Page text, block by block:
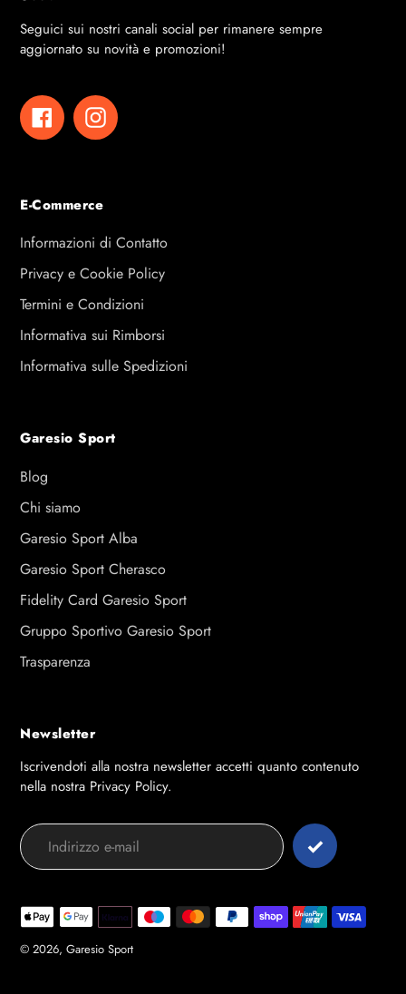
Seguici sui nostri canali social per rimanere sempre
aggiornato su novità e promozioni!
FacebookInstagram
E-Commerce
Informazioni di Contatto
Privacy e Cookie Policy
Termini e Condizioni
Informativa sui Rimborsi
Informativa sulle Spedizioni
Garesio Sport
Blog
Chi siamo
Garesio Sport Alba
Garesio Sport Cherasco
Fidelity Card Garesio Sport
Gruppo Sportivo Garesio Sport
Trasparenza
Newsletter
Iscrivendoti alla nostra newsletter accetti quanto contenuto
nella nostra Privacy Policy.
© 2026, Garesio Sport
Modalità
di
pagamento